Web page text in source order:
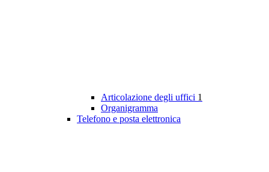
Articolazione degli uffici 1
Organigramma
Telefono e posta elettronica